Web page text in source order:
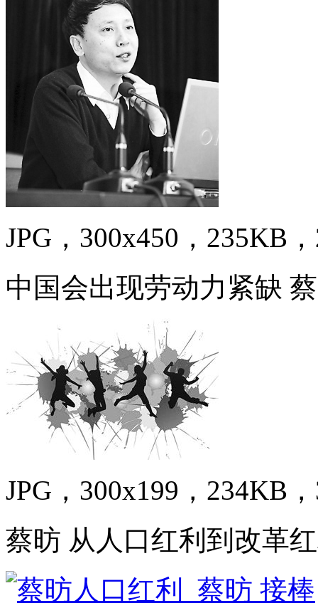
JPG，300x450，235KB
中国会出现劳动力紧缺
JPG，300x199，234KB
蔡昉 从人口红利到改革